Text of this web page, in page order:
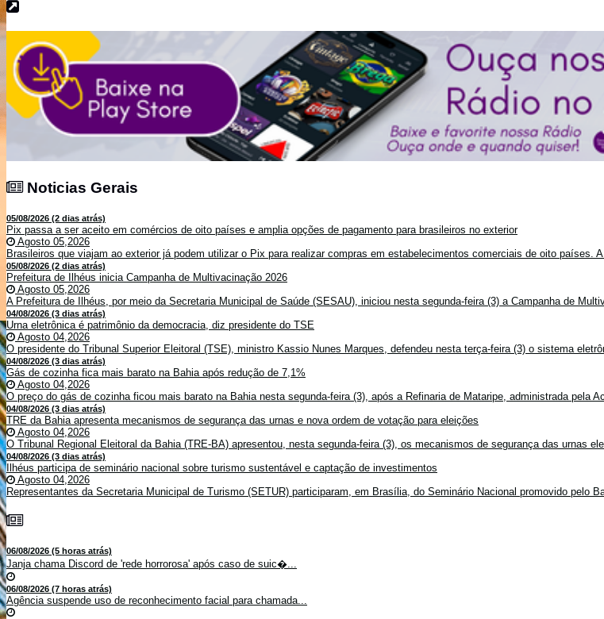
Noticias Gerais
05/08/2026 (2 dias atrás)
Pix passa a ser aceito em comércios de oito países e amplia opções de pagamento para brasileiros no exterior
Agosto 05,2026
Brasileiros que viajam ao exterior já podem utilizar o Pix para realizar compras em estabelecimentos comerciais de oito países.
05/08/2026 (2 dias atrás)
Prefeitura de Ilhéus inicia Campanha de Multivacinação 2026
Agosto 05,2026
A Prefeitura de Ilhéus, por meio da Secretaria Municipal de Saúde (SESAU), iniciou nesta segunda-feira (3) a Campanha de
04/08/2026 (3 dias atrás)
Urna eletrônica é patrimônio da democracia, diz presidente do TSE
Agosto 04,2026
O presidente do Tribunal Superior Eleitoral (TSE), ministro Kassio Nunes Marques, defendeu nesta terça-feira (3) o sistema
04/08/2026 (3 dias atrás)
Gás de cozinha fica mais barato na Bahia após redução de 7,1%
Agosto 04,2026
O preço do gás de cozinha ficou mais barato na Bahia nesta segunda-feira (3), após a Refinaria de Mataripe, administrada pela
04/08/2026 (3 dias atrás)
TRE da Bahia apresenta mecanismos de segurança das urnas e nova ordem de votação para eleições
Agosto 04,2026
O Tribunal Regional Eleitoral da Bahia (TRE-BA) apresentou, nesta segunda-feira (3), os mecanismos de segurança das urnas
04/08/2026 (3 dias atrás)
Ilhéus participa de seminário nacional sobre turismo sustentável e captação de investimentos
Agosto 04,2026
Representantes da Secretaria Municipal de Turismo (SETUR) participaram, em Brasília, do Seminário Nacional promovido pelo
06/08/2026 (5 horas atrás)
Janja chama Discord de 'rede horrorosa' após caso de suic�...
06/08/2026 (7 horas atrás)
Agência suspende uso de reconhecimento facial para chamada...